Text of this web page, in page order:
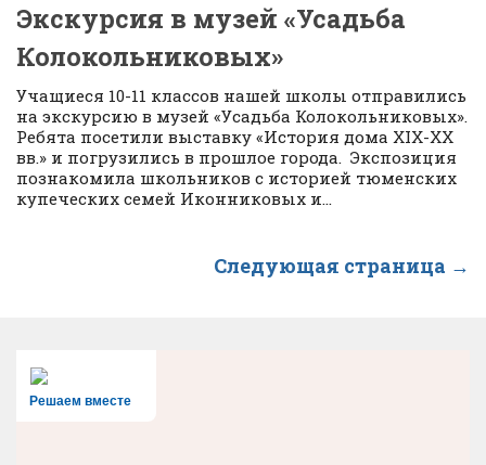
Экскурсия в музей «Усадьба
Колокольниковых»
Учащиеся 10-11 классов нашей школы отправились
на экскурсию в музей «Усадьба Колокольниковых».
Ребята посетили выставку «История дома XIX-XX
вв.» и погрузились в прошлое города. Экспозиция
познакомила школьников с историей тюменских
купеческих семей Иконниковых и...
Следующая страница →
Решаем вместе